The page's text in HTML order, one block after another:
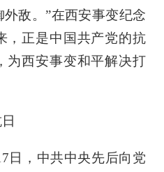
敌。”在西安事变纪念
，正是中国共产党的抗
为西安事变和平解决打
，中共中央先后向党